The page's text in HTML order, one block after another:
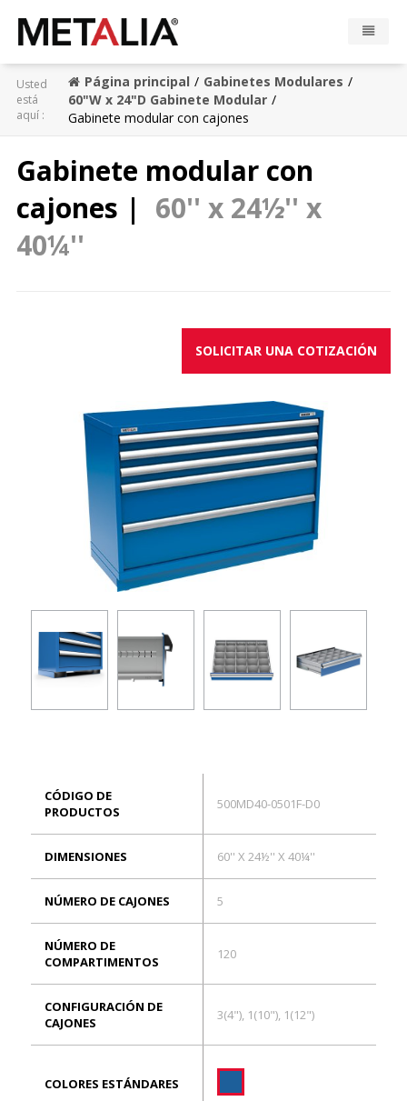
Productos
Galeria
Zona Metalia
Usted
está
aquí :
Página principal
Gabinetes Modulares
60"W x 24"D Gabinete Modular
Gabinete modular con cajones
Gabinete modular con
cajones | 60'' x 24½'' x
40¼''
SOLICITAR UNA COTIZACIÓN
CÓDIGO DE
PRODUCTOS
500MD40-0501F-D0
DIMENSIONES 60'' X 24½'' X 40¼''
NÚMERO DE CAJONES 5
NÚMERO DE
COMPARTIMENTOS
120
CONFIGURACIÓN DE
CAJONES
3(4"), 1(10"), 1(12")
COLORES ESTÁNDARES